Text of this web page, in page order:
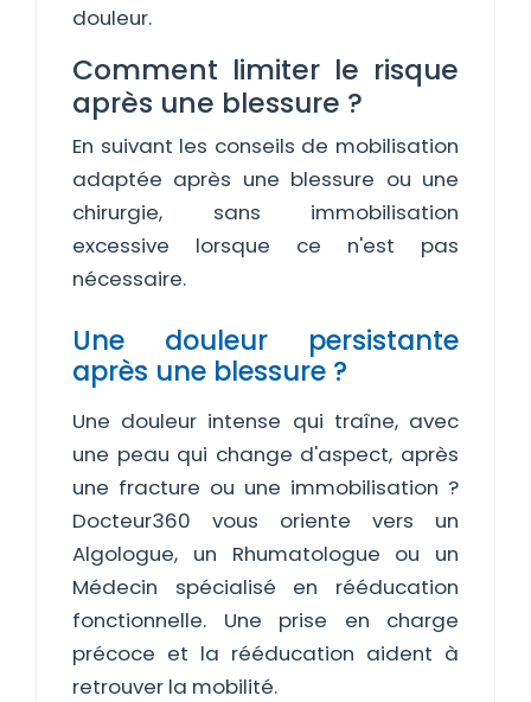
douleur.
Comment limiter le risque
après une blessure ?
En suivant les conseils de mobilisation
adaptée après une blessure ou une
chirurgie, sans immobilisation
excessive lorsque ce n'est pas
nécessaire.
Une douleur persistante
après une blessure ?
Une douleur intense qui traîne, avec
une peau qui change d'aspect, après
une fracture ou une immobilisation ?
Docteur360 vous oriente vers un
Algologue, un Rhumatologue ou un
Médecin spécialisé en rééducation
fonctionnelle. Une prise en charge
précoce et la rééducation aident à
retrouver la mobilité.